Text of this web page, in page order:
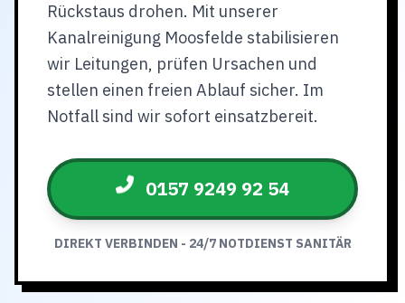
Rückstaus drohen. Mit unserer
Kanalreinigung Moosfelde stabilisieren
wir Leitungen, prüfen Ursachen und
stellen einen freien Ablauf sicher. Im
Notfall sind wir sofort einsatzbereit.
0157 9249 92 54
DIREKT VERBINDEN - 24/7 NOTDIENST SANITÄR